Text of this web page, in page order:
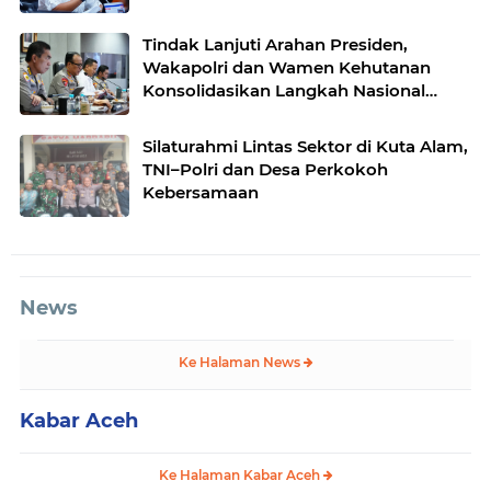
Tindak Lanjuti Arahan Presiden,
Wakapolri dan Wamen Kehutanan
Konsolidasikan Langkah Nasional
Silaturahmi Lintas Sektor di Kuta Alam,
TNI–Polri dan Desa Perkokoh
Kebersamaan
News
Ke Halaman News
Kabar Aceh
Ke Halaman Kabar Aceh